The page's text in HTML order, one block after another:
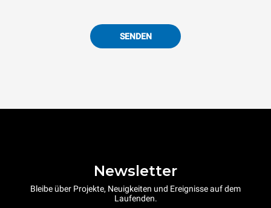
SENDEN
Newsletter
Bleibe über Projekte, Neuigkeiten und Ereignisse auf dem
Laufenden.